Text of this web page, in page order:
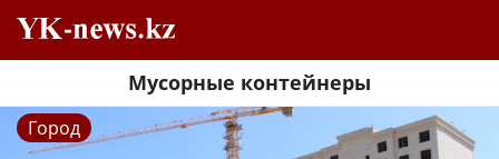
Мусорные контейнеры
Город